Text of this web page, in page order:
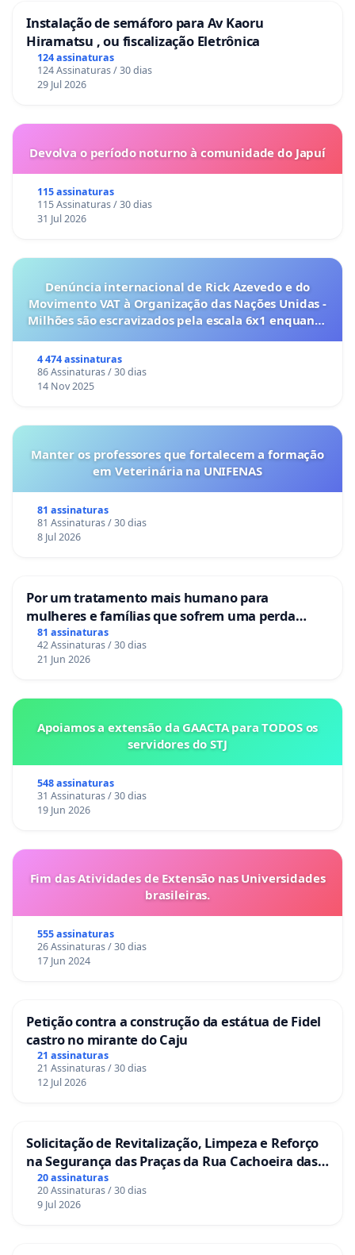
Instalação de semáforo para Av Kaoru
Hiramatsu , ou fiscalização Eletrônica
124 assinaturas
124 Assinaturas / 30 dias
29 Jul 2026
Devolva o período noturno à comunidade do Japuí
115 assinaturas
115 Assinaturas / 30 dias
31 Jul 2026
Denúncia internacional de Rick Azevedo e do
Movimento VAT à Organização das Nações Unidas -
Milhões são escravizados pela escala 6x1 enquanto
4 474 assinaturas
86 Assinaturas / 30 dias
14 Nov 2025
Manter os professores que fortalecem a formação
em Veterinária na UNIFENAS
81 assinaturas
81 Assinaturas / 30 dias
8 Jul 2026
Por um tratamento mais humano para
mulheres e famílias que sofrem uma perda
gestacional nos hospitais portugueses
81 assinaturas
42 Assinaturas / 30 dias
21 Jun 2026
Apoiamos a extensão da GAACTA para TODOS os
servidores do STJ
548 assinaturas
31 Assinaturas / 30 dias
19 Jun 2026
Fim das Atividades de Extensão nas Universidades
brasileiras.
555 assinaturas
26 Assinaturas / 30 dias
17 Jun 2024
Petição contra a construção da estátua de Fidel
castro no mirante do Caju
21 assinaturas
21 Assinaturas / 30 dias
12 Jul 2026
Solicitação de Revitalização, Limpeza e Reforço
na Segurança das Praças da Rua Cachoeira das
Sete Ilhas
20 assinaturas
20 Assinaturas / 30 dias
9 Jul 2026